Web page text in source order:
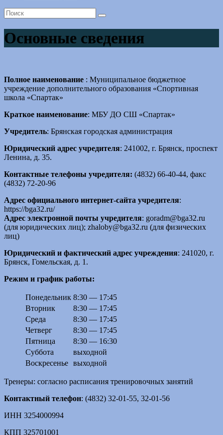
Основные сведения
Полное наименование : Муниципальное бюджетное
учреждение дополнительного образования «Спортивная
школа «Спартак»
Краткое наименование: МБУ ДО СШ «Спартак»
Учредитель: Брянская городская администрация
Юридический адрес учредителя: 241002, г. Брянск, проспект
Ленина, д. 35.
Контактные телефоны учредителя: (4832) 66-40-44, факс
(4832) 72-20-96
Адрес официального интернет-сайта учредителя:
https://bga32.ru/
Адрес электронной почты учредителя: goradm@bga32.ru
(для юридических лиц); zhaloby@bga32.ru (для физических
лиц)
Юридический и фактический адрес учреждения: 241020, г.
Брянск, Гомельская, д. 1.
Режим и график работы:
Понедельник 8:30 — 17:45
Вторник
8:30 — 17:45
Среда
8:30 — 17:45
Четверг
8:30 — 17:45
Пятница
8:30 — 16:30
Суббота
выходной
Воскресенье выходной
Тренеры: согласно расписания тренировочных занятий
Контактный телефон: (4832) 32-01-55, 32-01-56
ИНН 3254000994
КПП 325701001